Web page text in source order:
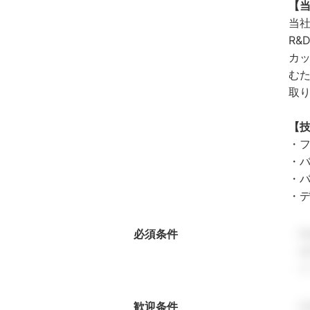
【
当
カ
む
取
【
・
・
・
・
必須条件
歓迎条件